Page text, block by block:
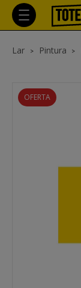
Lar Pintura
OFERTA